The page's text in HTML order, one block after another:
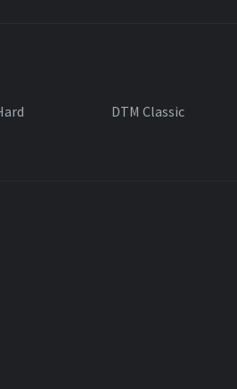
DTM Classic